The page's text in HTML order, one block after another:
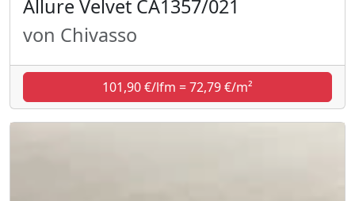
Allure Velvet CA1357/021
von Chivasso
101,90 €/lfm = 72,79 €/m²